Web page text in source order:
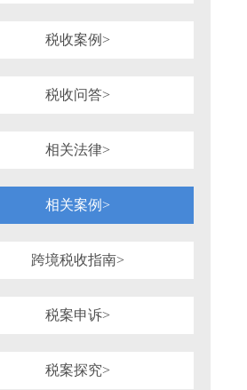
税收案例>
税收问答>
相关法律>
相关案例>
跨境税收指南>
税案申诉>
税案探究>